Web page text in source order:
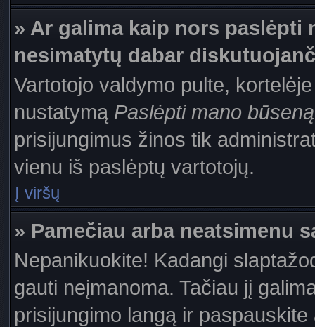
» Ar galima kaip nors paslėpti
nesimatytų dabar
Vartotojo valdymo pulte,
nustatymą Paslėpti mano būseną
prisijungimus žinos tik
vienu iš paslėptų vartotojų.
Į viršų
» Pamečiau arba neatsimenu
Nepanikuokite! Kadangi
gauti neįmanoma. Tačiau jį
prisijungimo langą ir